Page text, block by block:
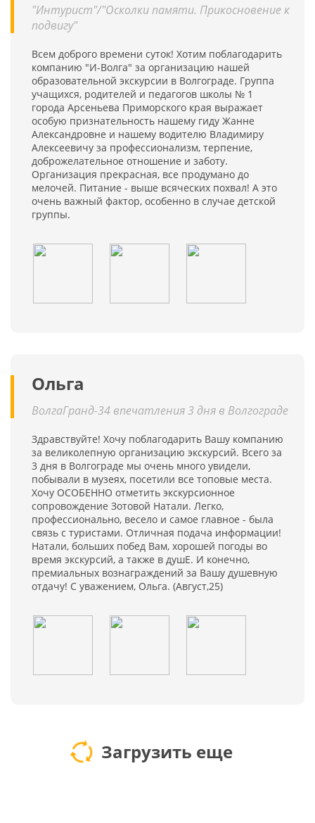
"Интурист"/"Осколки памяти. Прикосновение к
подвигу"
Всем доброго времени суток! Хотим поблагодарить
компанию "И-Волга" за организацию нашей
образовательной экскурсии в Волгограде. Группа
учащихся, родителей и педагогов школы № 1
города Арсеньева Приморского края выражает
особую признательность нашему гиду Жанне
Александровне и нашему водителю Владимиру
Алексеевичу за профессионализм, терпение,
доброжелательное отношение и заботу.
Организация прекрасная, все продумано до
мелочей. Питание - выше всяческих похвал! А это
очень важный фактор, особенно в случае детской
группы.
Ольга
ВолгаГранд-34 впечатления 3 дня в Волгограде
Здравствуйте! Хочу поблагодарить Вашу компанию
за великолепную организацию экскурсий. Всего за
3 дня в Волгограде мы очень много увидели,
побывали в музеях, посетили все топовые места.
Хочу ОСОБЕННО отметить экскурсионное
сопровождение Зотовой Натали. Легко,
профессионально, весело и самое главное - была
связь с туристами. Отличная подача информации!
Натали, больших побед Вам, хорошей погоды во
время экскурсий, а также в душЕ. И конечно,
премиальных вознаграждений за Вашу душевную
отдачу! С уважением, Ольга. (Август,25)
Загрузить еще